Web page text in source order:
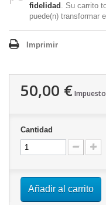
fidelidad . Su carrito
puede(n) transformar
Imprimir
50,00 €
Cantidad
Añadir al carrito